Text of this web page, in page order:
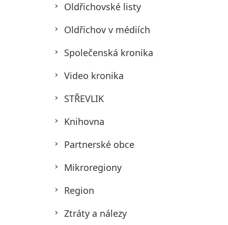
Oldřichovské listy
Oldřichov v médiích
Společenská kronika
Video kronika
STŘEVLIK
Knihovna
Partnerské obce
Mikroregiony
Region
Ztráty a nálezy